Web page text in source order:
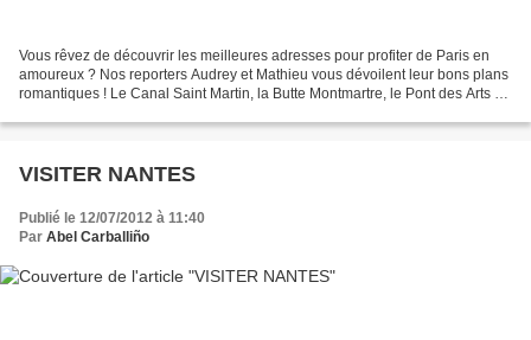
Vous rêvez de découvrir les meilleures adresses pour profiter de Paris en
amoureux ? Nos reporters Audrey et Mathieu vous dévoilent leur bons plans
romantiques ! Le Canal Saint Martin, la Butte Montmartre, le Pont des Arts ou
VISITER NANTES
Publié le 12/07/2012 à 11:40
Par Abel Carballiño